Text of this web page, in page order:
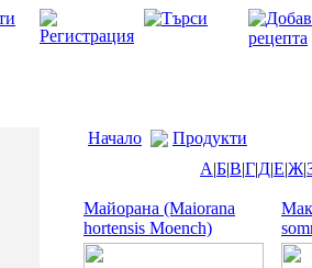
Начало
Продукти
А|Б|В|Г|Д|Е|Ж|
Майорана (Maiorana
hortensis Moench)